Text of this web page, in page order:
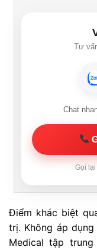
Tư
Chat
Gọi lại
Điểm khác biệt
trị. Không áp
Medical tập